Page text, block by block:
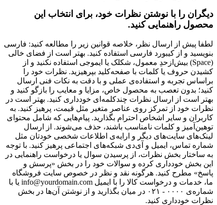
دیگران را با نوشتن نظرات خود، برای انتخاب این
محصول راهنمایی کنید.
لطفا پیش از ارسال نظر، خلاصه قوانین زیر را مطالعه کنید: فارسی
بنویسید و از کیبورد فارسی استفاده کنید. بهتر است از فضای خالی
(Space) بیش‌از‌حدِ معمول، شکلک یا ایموجی استفاده نکنید و از
کشیدن حروف یا کلمات با صفحه‌کلید بپرهیزید. نظرات خود را
براساس تجربه و استفاده‌ی عملی و با دقت به نکات فنی ارسال
کنید؛ بدون تعصب به محصول خاص، مزایا و معایب را بازگو کنید و
بهتر است از ارسال نظرات چندکلمه‌‌ای خودداری کنید. بهتر است در
نظرات خود از تمرکز روی عناصر متغیر مثل قیمت، پرهیز کنید. به
کاربران و سایر اشخاص احترام بگذارید. پیام‌هایی که شامل محتوای
توهین‌آمیز و کلمات نامناسب باشند، حذف می‌شوند. از ارسال
لینک‌های سایت‌های دیگر و ارایه‌ی اطلاعات شخصی خودتان مثل
شماره تماس، ایمیل و آی‌دی شبکه‌های اجتماعی پرهیز کنید. با توجه
به ساختار بخش نظرات، از پرسیدن سوال یا درخواست راهنمایی در
این بخش خودداری کرده و سوالات خود را در بخش «پرسش و
پاسخ» مطرح کنید. هرگونه نقد و نظر در خصوص سایت فروشگاه
ما، خدمات و درخواست کالا را با ایمیل info@yourdomain.com یا با
شماره‌ی ۰۰۰۰ - ۰۲۱ در میان بگذارید و از نوشتن آن‌ها در بخش
نظرات خودداری کنید.